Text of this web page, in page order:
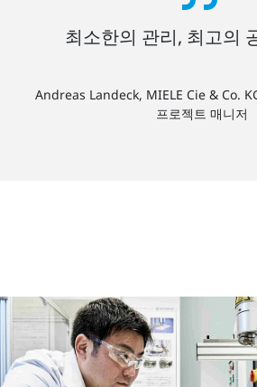
최소한의 관리, 최고의
Andreas Landeck, MIELE Cie & Co.
프로젝트 매니저